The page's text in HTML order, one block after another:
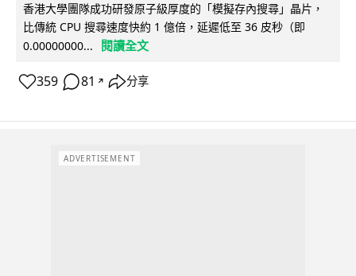
香港大學團隊成功研發原子級厚度的「模擬存內搜尋」晶片，
比傳統 CPU 搜尋速度快約 1 億倍，延遲低至 36 皮秒（即
0.00000000...
閱讀全文
359 81 ↗ 分享
ADVERTISEMENT